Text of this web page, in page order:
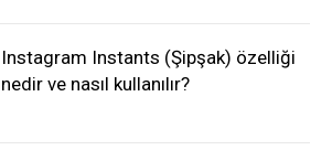
Instagram Instants (Şipşak) özelliği
nedir ve nasıl kullanılır?